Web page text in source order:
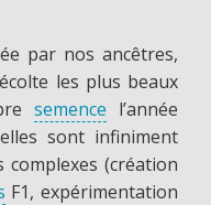
par nos ancêtres,
les plus beaux
semence l’année
sont infiniment
complexes (création
F1, expérimentation